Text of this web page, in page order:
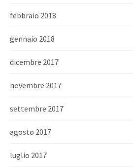
febbraio 2018
gennaio 2018
dicembre 2017
novembre 2017
settembre 2017
agosto 2017
luglio 2017